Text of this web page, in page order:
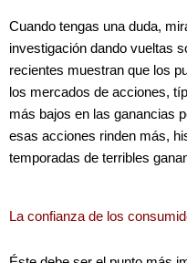
Cuando tengas una duda,
investigación dando vueltas
recientes muestran que los
los mercados de acciones,
más bajos en las ganancias
esas acciones rinden más,
temporadas de terribles
La confianza de los